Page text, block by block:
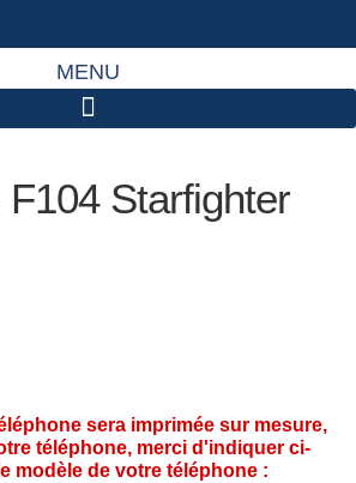
MENU
F104 Starfighter
sera imprimée sur mesure,
téléphone, merci d'indiquer ci-
modèle de votre téléphone :